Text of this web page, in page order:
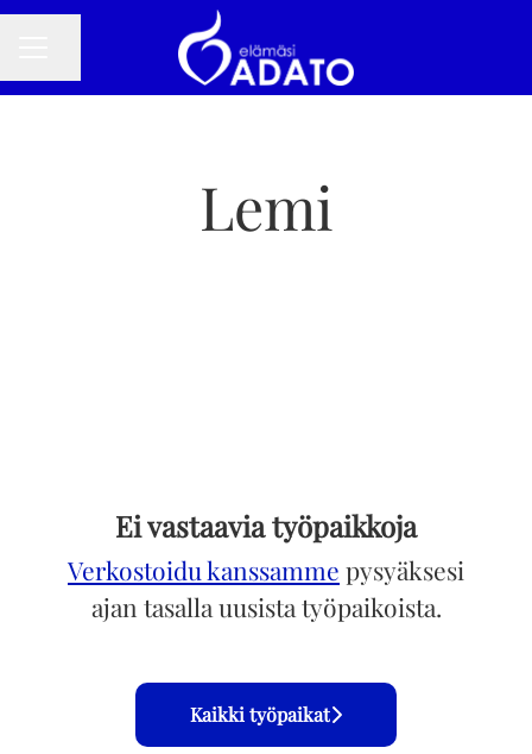
Lemi
Ei vastaavia työpaikkoja
Verkostoidu kanssamme pysyäksesi
ajan tasalla uusista työpaikoista.
Kaikki työpaikat